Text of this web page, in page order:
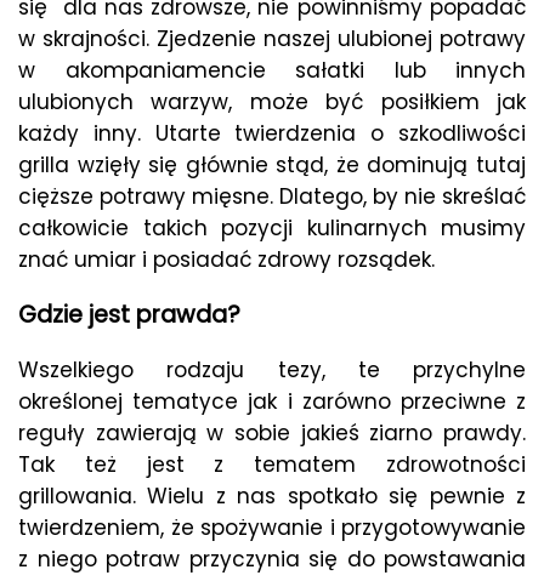
się dla nas zdrowsze, nie powinniśmy popadać
w skrajności. Zjedzenie naszej ulubionej potrawy
w akompaniamencie sałatki lub innych
ulubionych warzyw, może być posiłkiem jak
każdy inny. Utarte twierdzenia o szkodliwości
grilla wzięły się głównie stąd, że dominują tutaj
cięższe potrawy mięsne. Dlatego, by nie skreślać
całkowicie takich pozycji kulinarnych musimy
znać umiar i posiadać zdrowy rozsądek.
Gdzie jest prawda?
Wszelkiego rodzaju tezy, te przychylne
określonej tematyce jak i zarówno przeciwne z
reguły zawierają w sobie jakieś ziarno prawdy.
Tak też jest z tematem zdrowotności
grillowania. Wielu z nas spotkało się pewnie z
twierdzeniem, że spożywanie i przygotowywanie
z niego potraw przyczynia się do powstawania